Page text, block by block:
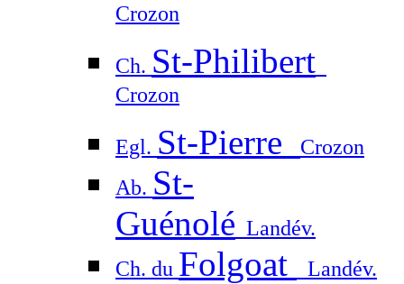
Crozon
Ch. St-Philibert
Crozon
Egl. St-Pierre
Crozon
Ab. St-
Guénolé Landév.
Ch. du Folgoat
Landév.